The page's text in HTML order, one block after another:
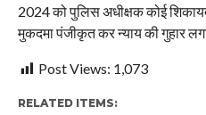
2024 को पुलिस अधीक्षक कोई
मुकदमा पंजीकृत कर न्याय की गुहार
Post Views: 1,073
RELATED ITEMS: